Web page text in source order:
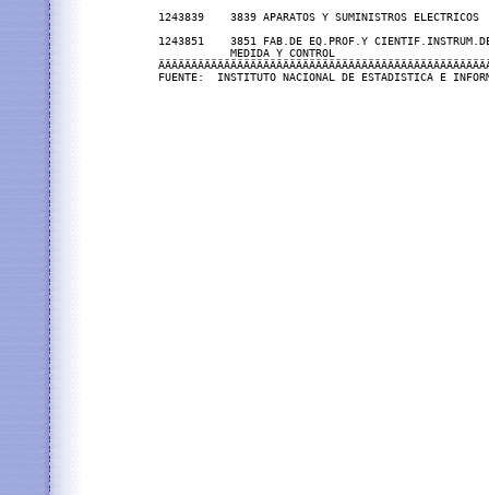
1243839    3839 APARATOS Y SUMINISTROS
1243851    3851 FAB.DE EQ.PROF.Y
MEDIDA Y CONTROL
FUENTE:  INSTITUTO NACIONAL DE ESTADISTICA E